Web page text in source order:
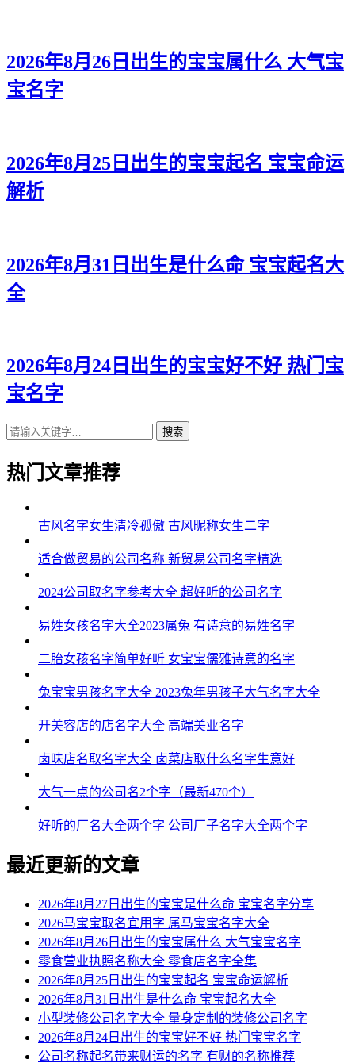
2026年8月26日出生的宝宝属什么 大气宝
宝名字
2026年8月25日出生的宝宝起名 宝宝命运
解析
2026年8月31日出生是什么命 宝宝起名大
全
2026年8月24日出生的宝宝好不好 热门宝
宝名字
搜索
热门文章推荐
古风名字女生清冷孤傲 古风昵称女生二字
适合做贸易的公司名称 新贸易公司名字精选
2024公司取名字参考大全 超好听的公司名字
易姓女孩名字大全2023属兔 有诗意的易姓名字
二胎女孩名字简单好听 女宝宝儒雅诗意的名字
兔宝宝男孩名字大全 2023兔年男孩子大气名字大全
开美容店的店名字大全 高端美业名字
卤味店名取名字大全 卤菜店取什么名字生意好
大气一点的公司名2个字（最新470个）
好听的厂名大全两个字 公司厂子名字大全两个字
最近更新的文章
2026年8月27日出生的宝宝是什么命 宝宝名字分享
2026马宝宝取名宜用字 属马宝宝名字大全
2026年8月26日出生的宝宝属什么 大气宝宝名字
零食营业执照名称大全 零食店名字全集
2026年8月25日出生的宝宝起名 宝宝命运解析
2026年8月31日出生是什么命 宝宝起名大全
小型装修公司名字大全 量身定制的装修公司名字
2026年8月24日出生的宝宝好不好 热门宝宝名字
公司名称起名带来财运的名字 有财的名称推荐